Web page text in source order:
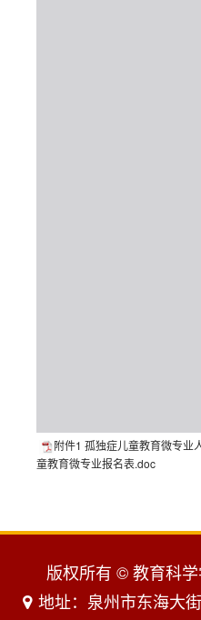
附件1 孤独症儿童教育微专业
童教育微专业报名表.doc
版权所有 © 教育科学
地址：泉州市东海大